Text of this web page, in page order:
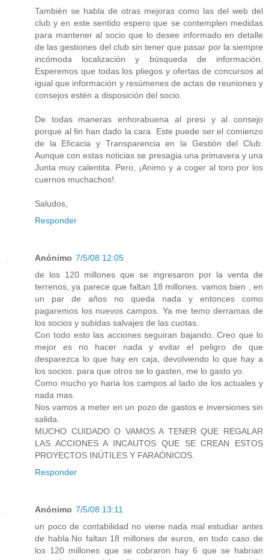
También se habla de otras mejoras como las del web del
club y en este sentido espero que se contemplen medidas
para mantener al socio que lo desee informado en detalle
de las gestiones del club sin tener que pasar por la siempre
incómoda localización y búsqueda de información.
Esperemos que todas los pliegos y ofertas de concursos al
igual que información y resúmenes de actas de reuniones y
consejos estén a disposición del socio.
De todas maneras enhorabuena al presi y al consejo
porque al fin han dado la cara. Este puede ser el comienzo
de la Eficacia y Transparencia en la Gestión del Club.
Aunque con estas noticias se presagia una primavera y una
Junta muy calentita. Pero, ¡Animo y a coger al toro por los
cuernos muchachos!.
Saludos,
Responder
Anónimo 7/5/08 12:05
de los 120 millones que se ingresaron por la venta de
terrenos, ya parece que faltan 18 millones. vamos bien , en
un par de años no queda nada y entonces como
pagaremos los nuevos campos. Ya me temo derramas de
los socios y subidas salvajes de las cuotas.
Con todo esto las acciones seguiran bajando. Creo que lo
mejor es no hacer nada y evitar el peligro de que
desparezca lo que hay en caja, devolviendo lo que hay a
los socios. para que otros se lo gasten, me lo gasto yo.
Como mucho yo haria los campos al lado de los actuales y
nada mas.
Nos vamos a meter en un pozo de gastos e inversiones sin
salida.
MUCHO CUIDADO O VAMOS A TENER QUE REGALAR
LAS ACCIONES A INCAUTOS QUE SE CREAN ESTOS
PROYECTOS INÚTILES Y FARAÓNICOS.
Responder
Anónimo 7/5/08 13:11
un poco de contabilidad no viene nada mal estudiar antes
de habla.No faltan 18 millones de euros, en todo caso de
los 120 millones que se cobraron hay 6 que se habrian